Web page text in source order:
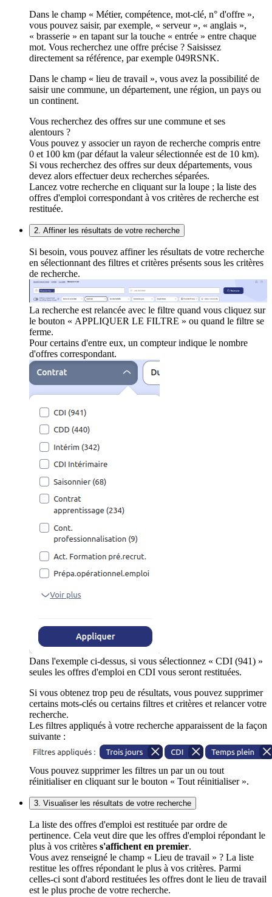
Dans le champ « Métier, compétence, mot-clé, n° d'offre »,
vous pouvez saisir, par exemple, « serveur », « anglais »,
« brasserie » en tapant sur la touche « entrée » entre chaque
mot. Vous recherchez une offre précise ? Saisissez
directement sa référence, par exemple 049RSNK.
Dans le champ « lieu de travail », vous avez la possibilité de
saisir une commune, un département, une région, un pays ou
un continent.
Vous recherchez des offres sur une commune et ses
alentours ?
Vous pouvez y associer un rayon de recherche compris entre
0 et 100 km (par défaut la valeur sélectionnée est de 10 km).
Si vous recherchez des offres sur deux départements, vous
devez alors effectuer deux recherches séparées.
Lancez votre recherche en cliquant sur la loupe ; la liste des
offres d'emploi correspondant à vos critères de recherche est
restituée.
2. Affiner les résultats de votre recherche
Si besoin, vous pouvez affiner les résultats de votre recherche
en sélectionnant des filtres et critères présents sous les critères
de recherche.
La recherche est relancée avec le filtre quand vous cliquez sur
le bouton « APPLIQUER LE FILTRE » ou quand le filtre se
ferme.
Pour certains d'entre eux, un compteur indique le nombre
d'offres correspondant.
Dans l'exemple ci-dessus, si vous sélectionnez « CDI (941) »
seules les offres d'emploi en CDI vous seront restituées.
Si vous obtenez trop peu de résultats, vous pouvez supprimer
certains mots-clés ou certains filtres et critères et relancer votre
recherche.
Les filtres appliqués à votre recherche apparaissent de la façon
suivante :
Vous pouvez supprimer les filtres un par un ou tout
réinitialiser en cliquant sur le bouton « Tout réinitialiser ».
3. Visualiser les résultats de votre recherche
La liste des offres d'emploi est restituée par ordre de
pertinence. Cela veut dire que les offres d'emploi répondant le
plus à vos critères s'affichent en premier.
Vous avez renseigné le champ « Lieu de travail » ? La liste
restitue les offres répondant le plus à vos critères. Parmi
celles-ci sont d'abord restituées les offres dont le lieu de travail
est le plus proche de votre recherche.